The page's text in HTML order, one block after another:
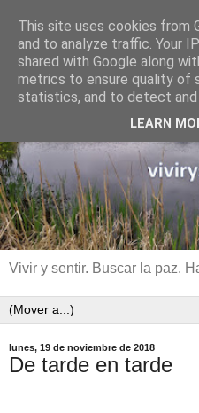
Vivir y sentir. Buscar la paz.
lunes, 19 de noviembre de 2018
De tarde en tarde
This site uses cookies from
and to analyze traffic. Your
shared with Google along
metrics to ensure quality of
statistics, and to detect and
LEARN